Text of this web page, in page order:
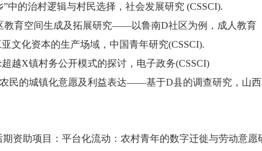
”中的治村逻辑与村民选择，社会发展研究 (CSSCI).
教育空间生成及拓展研究——以鲁南D社区为例，成人教育
文化资本的生产场域，中国青年研究(CSSCI).
:超越X镇村务公开模式的探讨，电子政务(CSSCI)
民的城镇化意愿及利益表达——基于D县的调查研究，山西
资助项目：平台化流动：农村青年的数字迁徙与劳动意愿